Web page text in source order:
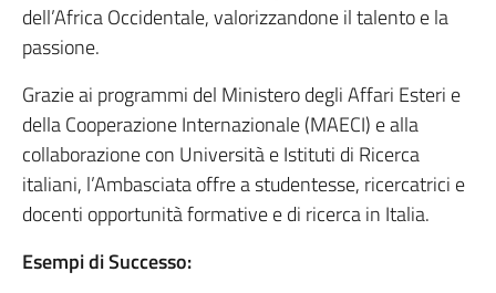
dell’Africa Occidentale, valorizzandone il talento e la
passione.
Grazie ai programmi del Ministero degli Affari Esteri e
della Cooperazione Internazionale (MAECI) e alla
collaborazione con Università e Istituti di Ricerca
italiani, l’Ambasciata offre a studentesse, ricercatrici e
docenti opportunità formative e di ricerca in Italia.
Esempi di Successo: